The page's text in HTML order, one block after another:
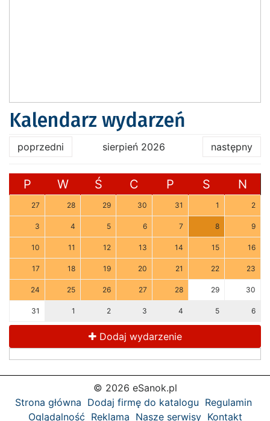
Kalendarz wydarzeń
poprzedni sierpień 2026 następny
P W Ś C P S N
27 28 29 30 31 1 2
3 4 5 6 7 8 9
10 11 12 13 14 15 16
17 18 19 20 21 22 23
24 25 26 27 28 29 30
31 1 2 3 4 5 6
Dodaj wydarzenie
© 2026 eSanok.pl
Strona główna Dodaj firmę do katalogu Regulamin
Oglądalność Reklama Nasze serwisy Kontakt